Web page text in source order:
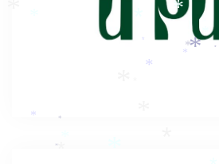
*
*
*
*
*
*
*
* *